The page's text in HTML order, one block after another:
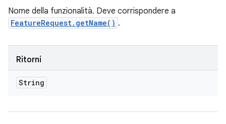
Nome della funzionalità. Deve corrispondere a
FeatureRequest.getName() .
Ritorni
String